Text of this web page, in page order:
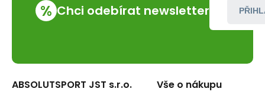
% Chci odebírat newsletter
ABSOLUTSPORT JST s.r.o. Vše o nákupu